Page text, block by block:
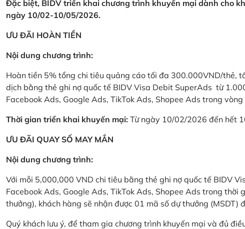
Đặc biệt, BIDV triển khai chương trình khuyến mại dành cho
ngày 10/02-10/05/2026.
ƯU ĐÃI HOÀN TIỀN
Nội dung chương trình:
Hoàn tiền 5% tổng chi tiêu quảng cáo tối đa 300.000VND/thẻ,
dịch bằng thẻ ghi nợ quốc tế BIDV Visa Debit SuperAds từ
Facebook Ads, Google Ads, TikTok Ads, Shopee Ads trong
Thời gian triển khai khuyến mại: Từ ngày 10/02/2026 đến hết
ƯU ĐÃI QUAY SỐ MAY MẮN
Nội dung chương trình:
Với mỗi 5,000,000 VND chi tiêu bằng thẻ ghi nợ quốc tế BIDV
Facebook Ads, Google Ads, TikTok Ads, Shopee Ads trong
thưởng), khách hàng sẽ nhận được 01 mã số dự thưởng
Quý khách lưu ý, để tham gia chương trình khuyến mại và đủ